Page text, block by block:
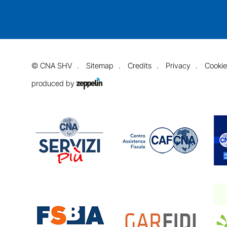
© CNA SHV Sitemap Credits Privacy
produced by